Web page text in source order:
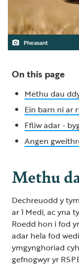
Pheasant
On this page
Methu dau
Ein barn ni ar
Ffliw adar -
Angen
Methu
Dechreuodd y
ar 1 Medi, ac yna
Roedd hon i fod
adar hela fod
ymgynghoriad
gefnogwyr yr